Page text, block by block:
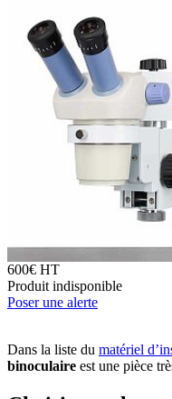
600€ HT
Produit indisponible
Poser une alerte
Dans la liste du matériel
binoculaire est une pièce